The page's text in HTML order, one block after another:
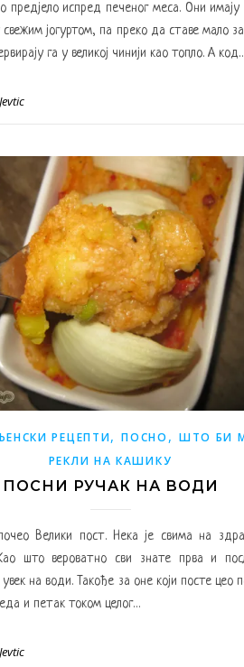
предјело испред печеног меса. Они имају
свежим јогуртом, па преко да ставе мало
га у великој чинији као топло. А
РЕЦЕПТИ,ПОСНО , ШТО БИ
РЕКЛИ НА КАШИКУ
ПОСНИ РУЧАК НА ВОДИ
Велики пост. Нека је свима на
што вероватно сви знате прва и
на води. Такође за оне који посте цео
и петак током целог…